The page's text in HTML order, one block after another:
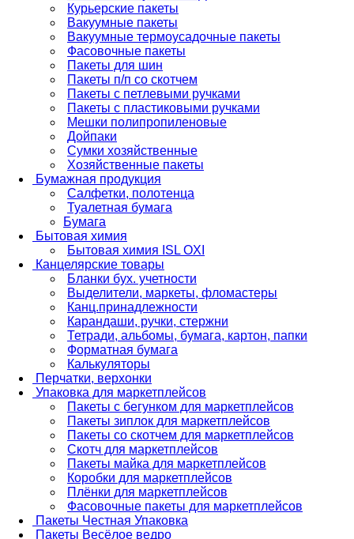
Курьерские пакеты
Вакуумные пакеты
Вакуумные термоусадочные пакеты
Фасовочные пакеты
Пакеты для шин
Пакеты п/п со скотчем
Пакеты с петлевыми ручками
Пакеты с пластиковыми ручками
Мешки полипропиленовые
Дойпаки
Сумки хозяйственные
Хозяйственные пакеты
Бумажная продукция
Салфетки, полотенца
Туалетная бумага
Бумага
Бытовая химия
Бытовая химия ISL OXI
Канцелярские товары
Бланки бух. учетности
Выделители, маркеты, фломастеры
Канц.принадлежности
Карандаши, ручки, стержни
Тетради, альбомы, бумага, картон, папки
Форматная бумага
Калькуляторы
Перчатки, верхонки
Упаковка для маркетплейсов
Пакеты с бегунком для маркетплейсов
Пакеты зиплок для маркетплейсов
Пакеты со скотчем для маркетплейсов
Скотч для маркетплейсов
Пакеты майка для маркетплейсов
Коробки для маркетплейсов
Плёнки для маркетплейсов
Фасовочные пакеты для маркетплейсов
Пакеты Честная Упаковка
Пакеты Весёлое ведро